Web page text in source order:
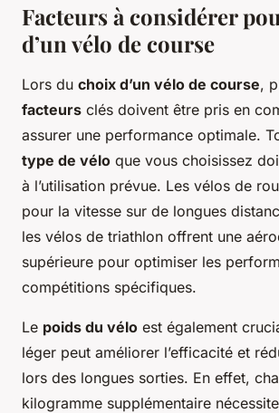
Facteurs à considérer
d’un vélo de course
Lors du choix d’un vélo de course,
facteurs clés doivent être pris en
assurer une performance optimale.
type de vélo que vous choisissez
à l’utilisation prévue. Les vélos de
pour la vitesse sur de longues
les vélos de triathlon offrent une
supérieure pour optimiser les
compétitions spécifiques.
Le poids du vélo est également
léger peut améliorer l’efficacité et
lors des longues sorties. En effet,
kilogramme supplémentaire